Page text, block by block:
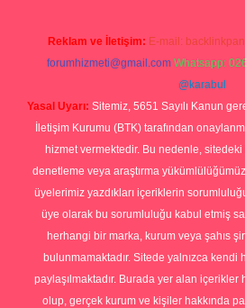
Reklam ve İletişim: E-mail:
forumhizmeti@gmail.com Whatsapp:
@karabul
Yasal Uyarı: Sitemiz, 5651 Sayılı Kanun
İletişim Kurumu (BTK) tarafından
hizmet vermektedir. Bu nedenle,
denetleme veya araştırma
üyelerimiz yazdıkları içeriklerin
üye olarak bu sorumluluğu kabul etmiş
herhangi bir marka, kurum veya şahıs
bulunmamaktadır. Sitede yalnızca kendi
paylaşılmaktadır. Burada yer alan içerikler
olup, gerçek kurum ve kişiler hakkında